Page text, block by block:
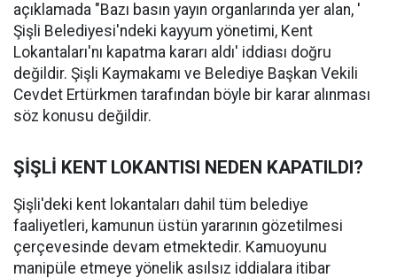
açıklamada "Bazı basın yayın organlarında yer alan, '
Şişli Belediyesi'ndeki kayyum yönetimi, Kent
Lokantaları'nı kapatma kararı aldı' iddiası doğru
değildir. Şişli Kaymakamı ve Belediye Başkan Vekili
Cevdet Ertürkmen tarafından böyle bir karar alınması
söz konusu değildir.
ŞİŞLİ KENT LOKANTISI NEDEN KAPATILDI?
Şişli'deki kent lokantaları dahil tüm belediye
faaliyetleri, kamunun üstün yararının gözetilmesi
çerçevesinde devam etmektedir. Kamuoyunu
manipüle etmeye yönelik asılsız iddialara itibar